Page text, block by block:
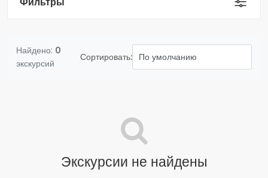
Найдено: 0
экскурсий
Сортировать:
Экскурсии не найдены